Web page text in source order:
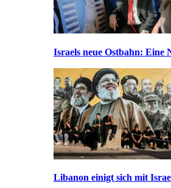
Israels neue Ostbahn: Eine
Libanon einigt sich mit